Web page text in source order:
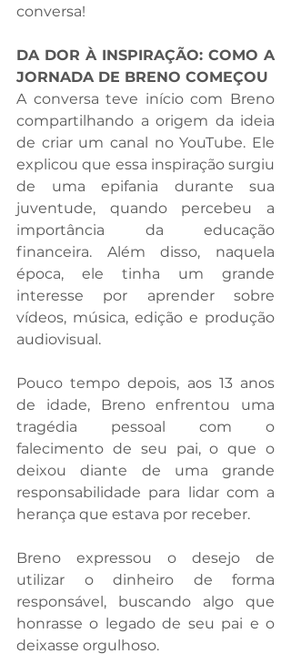
conversa!
DA DOR À INSPIRAÇÃO: COMO A
JORNADA DE BRENO COMEÇOU
A conversa teve início com Breno
compartilhando a origem da ideia
de criar um canal no YouTube. Ele
explicou que essa inspiração surgiu
de uma epifania durante sua
juventude, quando percebeu a
importância da educação
financeira. Além disso, naquela
época, ele tinha um grande
interesse por aprender sobre
vídeos, música, edição e produção
audiovisual.
Pouco tempo depois, aos 13 anos
de idade, Breno enfrentou uma
tragédia pessoal com o
falecimento de seu pai, o que o
deixou diante de uma grande
responsabilidade para lidar com a
herança que estava por receber.
Breno expressou o desejo de
utilizar o dinheiro de forma
responsável, buscando algo que
honrasse o legado de seu pai e o
deixasse orgulhoso.